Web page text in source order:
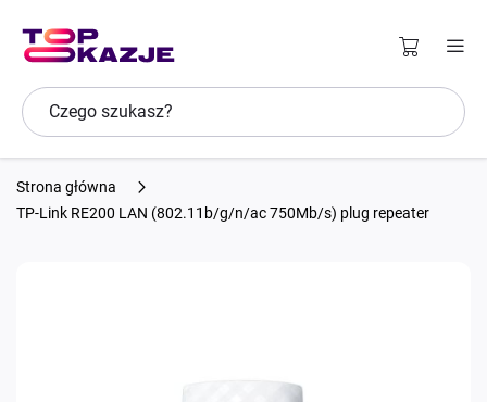
Strona główna
TP-Link RE200 LAN (802.11b/g/n/ac 750Mb/s) plug repeater